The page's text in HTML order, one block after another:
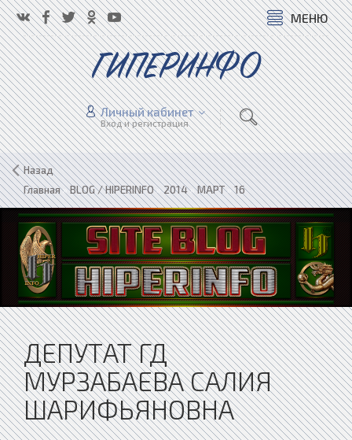
МЕНЮ
ГИПЕРИНФО
Личный кабинет
Вход и регистрация
Назад
Главная»BLOG / HIPERINFO»2014»МАРТ»16
ДЕПУТАТ ГД
МУРЗАБАЕВА САЛИЯ
ШАРИФЬЯНОВНА